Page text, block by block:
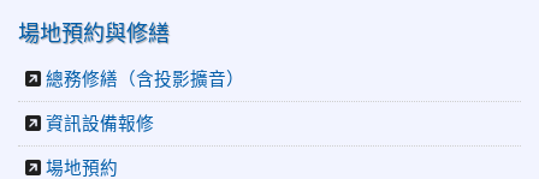
場地預約與修繕
總務修繕（含投影擴音）
資訊設備報修
場地預約